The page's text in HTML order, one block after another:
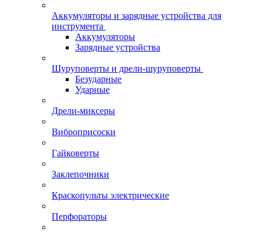
Аккумуляторы и зарядные устройства для
инструмента
Аккумуляторы
Зарядные устройства
Шуруповерты и дрели-шуруповерты
Безударные
Ударные
Дрели-миксеры
Виброприсоски
Гайковерты
Заклепочники
Краскопульты электрические
Перфораторы